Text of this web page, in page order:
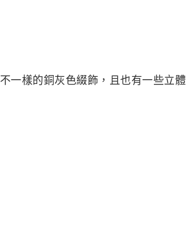
一樣的銅灰色綴飾，且也有一些立體